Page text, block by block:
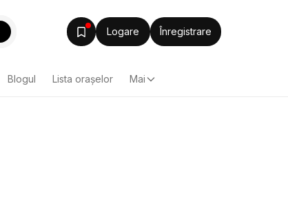
Logare Înregistrare
Blogul Lista oraşelor Mai